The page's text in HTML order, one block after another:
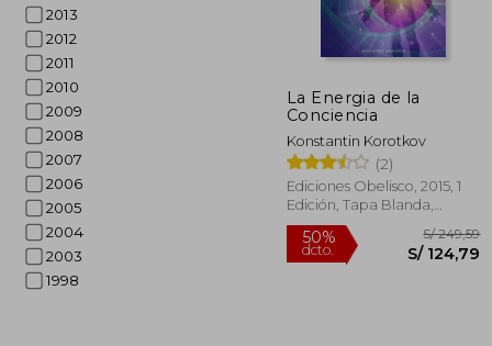
2013
2012
2011
2010
2009
2008
2007
2006
2005
2004
2003
1998
40%
La Energia de la
Conciencia
Konstantin Korotkov
(2)
Ediciones Obelisco, 2015, 1
Edición, Tapa Blanda,
Nuevo